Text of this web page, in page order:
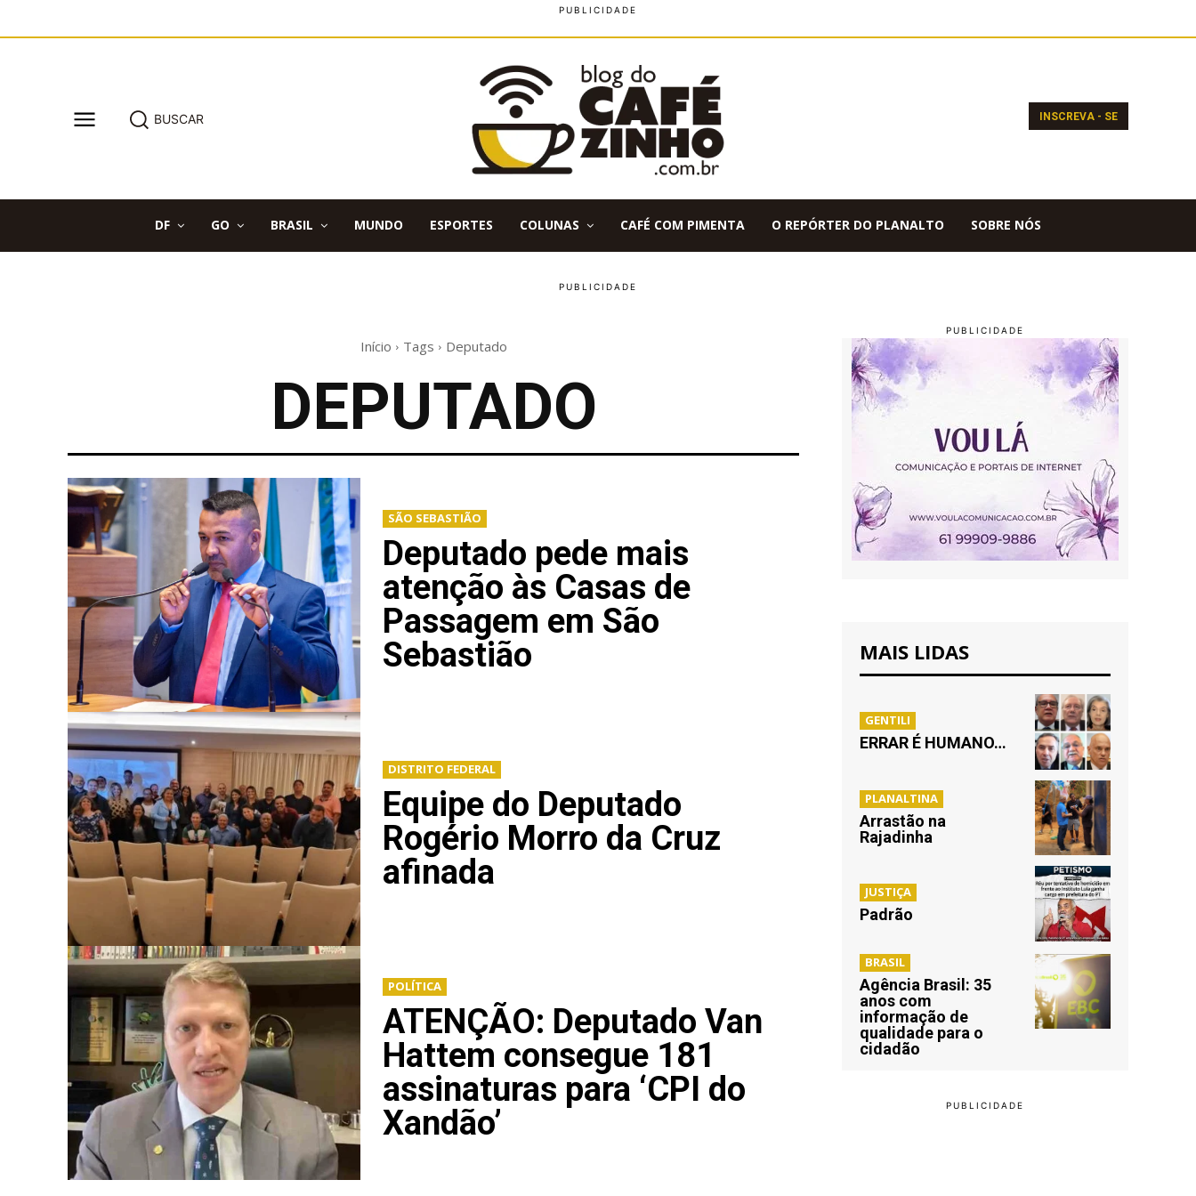
BUSCAR INSCREVA - SE
DF GO BRASIL MUNDO ESPORTES COLUNAS CAFÉ COM PIMENTA O REPÓRTER DO PLANALTO SOBRE NÓS
Início Tags Deputado
DEPUTADO
SÃO SEBASTIÃO
Deputado pede mais
atenção às Casas de
Passagem em São
Sebastião
DISTRITO FEDERAL
Equipe do Deputado
Rogério Morro da Cruz
afinada
POLÍTICA
ATENÇÃO: Deputado Van
Hattem consegue 181
assinaturas para ‘CPI do
Xandão’
MAIS LIDAS
GENTILI
ERRAR É HUMANO…
PLANALTINA
Arrastão na
Rajadinha
JUSTIÇA
Padrão
BRASIL
Agência Brasil: 35
anos com
informação de
qualidade para o
cidadão